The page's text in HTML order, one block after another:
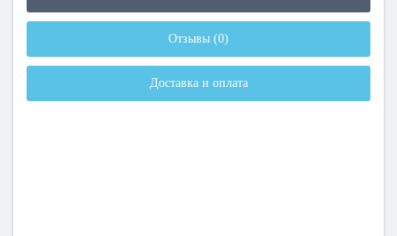
Отзывы (0)
Доставка и оплата